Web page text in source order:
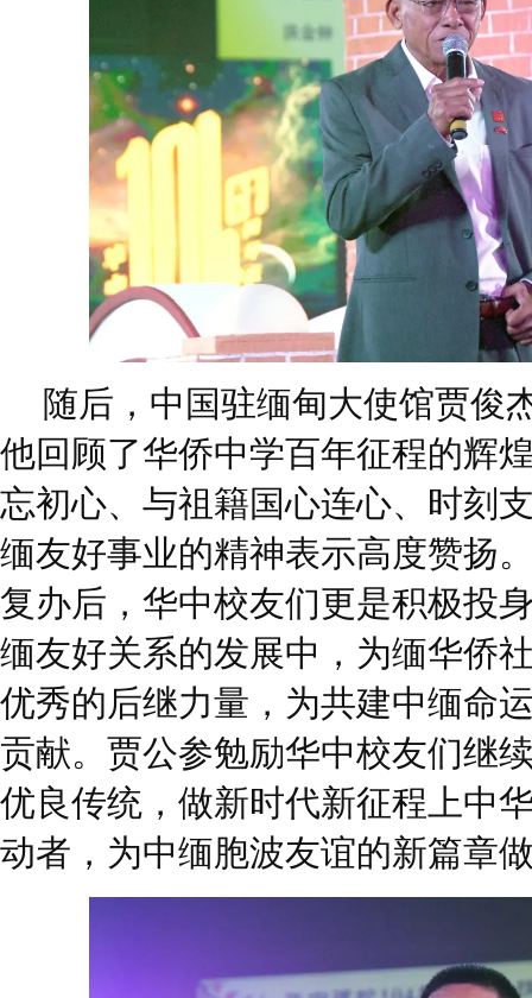
随后，中国驻缅甸大使馆贾俊
他回顾了华侨中学百年征程的辉
忘初心、与祖籍国心连心、时刻
缅友好事业的精神表示高度赞扬
复办后，华中校友们更是积极投
缅友好关系的发展中，为缅华侨
优秀的后继力量，为共建中缅命
贡献。贾公参勉励华中校友们继
优良传统，做新时代新征程上中
动者，为中缅胞波友谊的新篇章